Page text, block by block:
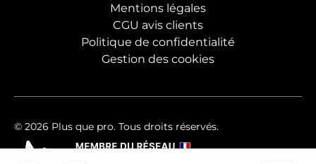
Mentions légales
CGU avis clients
Politique de confidentialité
Gestion des cookies
© 2026 Plus que pro. Tous droits réservés.